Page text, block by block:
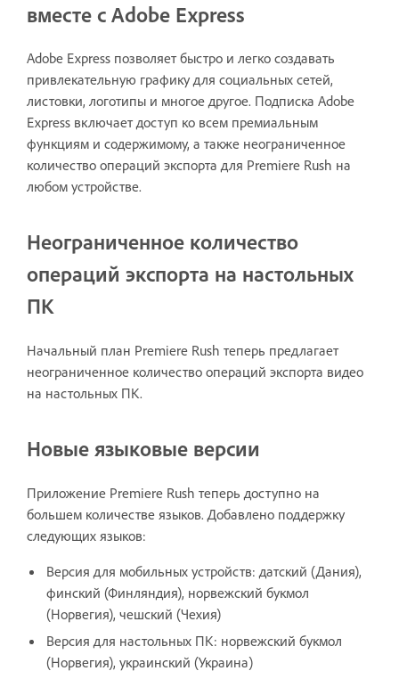
вместе с Adobe Express
Adobe Express позволяет быстро и легко создавать
привлекательную графику для социальных сетей,
листовки, логотипы и многое другое. Подписка Adobe
Express включает доступ ко всем премиальным
функциям и содержимому, а также неограниченное
количество операций экспорта для Premiere Rush на
любом устройстве.
Неограниченное количество
операций экспорта на настольных
ПК
Начальный план Premiere Rush теперь предлагает
неограниченное количество операций экспорта видео
на настольных ПК.
Новые языковые версии
Приложение Premiere Rush теперь доступно на
большем количестве языков. Добавлено поддержку
следующих языков:
Версия для мобильных устройств: датский (Дания),
финский (Финляндия), норвежский букмол
(Норвегия), чешский (Чехия)
Версия для настольных ПК: норвежский букмол
(Норвегия), украинский (Украина)